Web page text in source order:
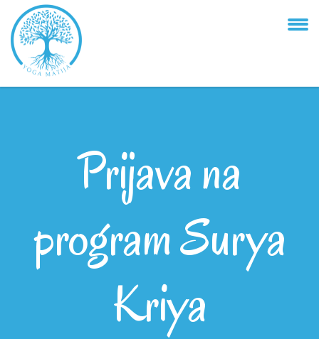
Prijava na
program Surya
Kriya